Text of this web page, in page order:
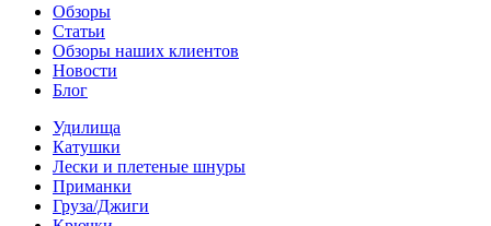
Обзоры
Статьи
Обзоры наших клиентов
Новости
Блог
Удилища
Катушки
Лески и плетеные шнуры
Приманки
Груза/Джиги